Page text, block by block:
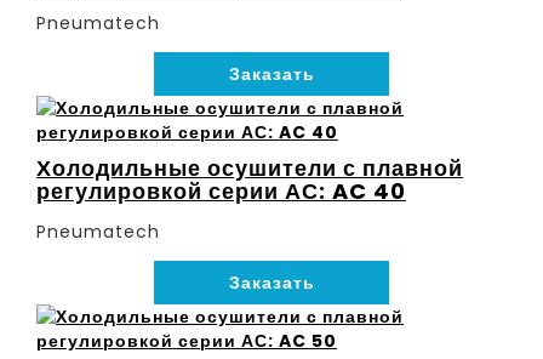
Pneumatech
Заказать
Холодильные осушители с плавной
регулировкой серии АС: AC 40
Pneumatech
Заказать